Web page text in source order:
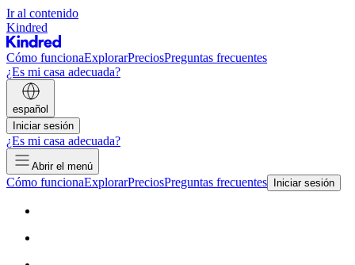
Ir al contenido
Kindred
Cómo funcionaExplorarPreciosPreguntas frecuentes
¿Es mi casa adecuada?
español
Iniciar sesión
¿Es mi casa adecuada?
Abrir el menú
Cómo funcionaExplorarPreciosPreguntas frecuentes Iniciar sesión